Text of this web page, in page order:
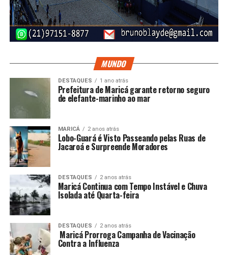
MUNDO
DESTAQUES 1 ano atrás
Prefeitura de Maricá garante retorno seguro
de elefante-marinho ao mar
MARICÁ 2 anos atrás
Lobo-Guará é Visto Passeando pelas Ruas de
Jacaroá e Surpreende Moradores
DESTAQUES 2 anos atrás
Maricá Continua com Tempo Instável e Chuva
Isolada até Quarta-feira
DESTAQUES 2 anos atrás
Maricá Prorroga Campanha de Vacinação
Contra a Influenza